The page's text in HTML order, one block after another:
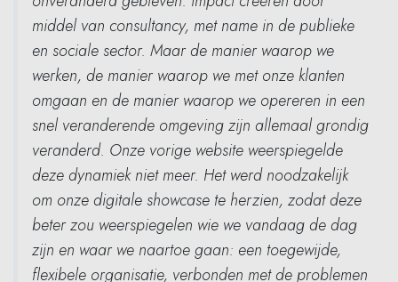
middel van consultancy, met name in de publieke
en sociale sector. Maar de manier waarop we
werken, de manier waarop we met onze klanten
omgaan en de manier waarop we opereren in een
snel veranderende omgeving zijn allemaal grondig
veranderd. Onze vorige website weerspiegelde
deze dynamiek niet meer. Het werd noodzakelijk
om onze digitale showcase te herzien, zodat deze
beter zou weerspiegelen wie we vandaag de dag
zijn en waar we naartoe gaan: een toegewijde,
flexibele organisatie, verbonden met de problemen